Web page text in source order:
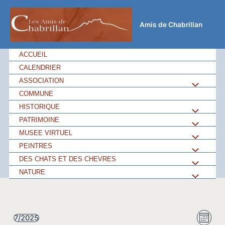
contenu
Amis de Chabrillan
ACCUEIL
CALENDRIER
ASSOCIATION
Menu
COMMUNE
HISTORIQUE
Menu
PATRIMOINE
Menu
MUSEE VIRTUEL
Menu
PEINTRES
DES CHATS ET DES CHEVRES
NATURE
MenuMois
7/2025